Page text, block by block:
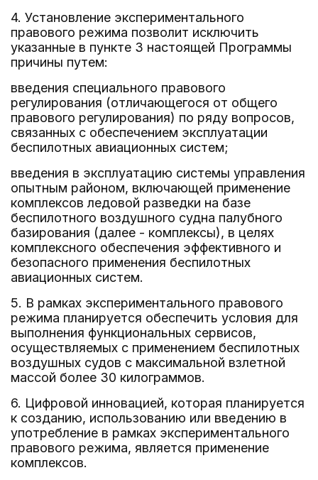
4. Установление экспериментального
правового режима позволит исключить
указанные в пункте 3 настоящей Программы
причины путем:
введения специального правового
регулирования (отличающегося от общего
правового регулирования) по ряду вопросов,
связанных с обеспечением эксплуатации
беспилотных авиационных систем;
введения в эксплуатацию системы управления
опытным районом, включающей применение
комплексов ледовой разведки на базе
беспилотного воздушного судна палубного
базирования (далее - комплексы), в целях
комплексного обеспечения эффективного и
безопасного применения беспилотных
авиационных систем.
5. В рамках экспериментального правового
режима планируется обеспечить условия для
выполнения функциональных сервисов,
осуществляемых с применением беспилотных
воздушных судов с максимальной взлетной
массой более 30 килограммов.
6. Цифровой инновацией, которая планируется
к созданию, использованию или введению в
употребление в рамках экспериментального
правового режима, является применение
комплексов.